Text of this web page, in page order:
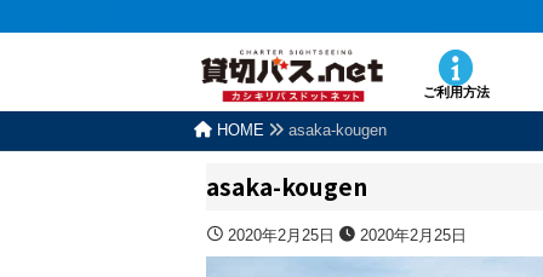
ご利用方法
HOME asaka-kougen
asaka-kougen
2020年2月25日 2020年2月25日